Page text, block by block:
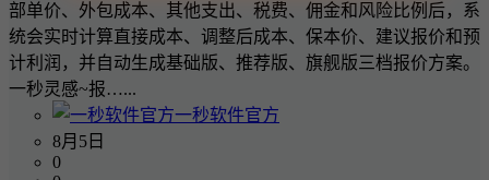
部单价、外包成本、其他支出、税费、佣金和风险比例后，系
统会实时计算直接成本、调整后成本、保本价、建议报价和预
计利润，并自动生成基础版、推荐版、旗舰版三档报价方案。
一秒灵感~报…...
一秒软件官方
8月5日
0